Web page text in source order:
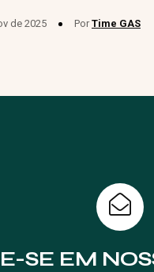
de 2025 Por Time GAS
SE EM